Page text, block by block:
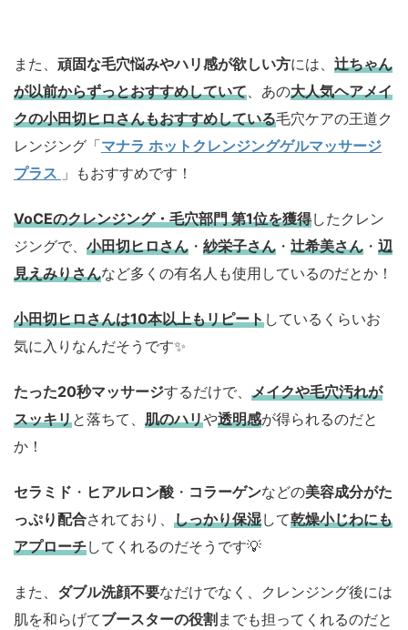
また、 頑固な毛穴悩みやハリ感が欲しい方には、 辻ちゃん
が以前からずっとおすすめしていて、あの大人気ヘアメイ
クの小田切ヒロさんもおすすめしている毛穴ケアの王道ク
レンジング「マナラ ホットクレンジングゲルマッサージ
プラス 」もおすすめです！
VoCEのクレンジング・毛穴部門 第1位を獲得したクレン
ジングで、 小田切ヒロさん ・ 紗栄子さん ・ 辻希美さん ・ 辺
見えみりさんなど多くの有名人も使用しているのだとか！
小田切ヒロさんは10本以上もリピートしているくらいお
気に入りなんだそうです✨
たった20秒マッサージするだけで、 メイクや毛穴汚れが
スッキリと落ちて、 肌のハリや透明感が得られるのだと
か！
セラミド ・ ヒアルロン酸 ・ コラーゲンなどの美容成分がた
っぷり配合されており、 しっかり保湿して乾燥小じわにも
アプローチしてくれるのだそうです💡
また、 ダブル洗顔不要なだけでなく、クレンジング後には
肌を和らげてブースターの役割 までも担ってくれるのだと